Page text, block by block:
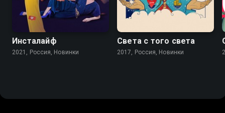
Инсталайф
2021, Россия, Новинки
Света с того света
2017, Россия, Новинки